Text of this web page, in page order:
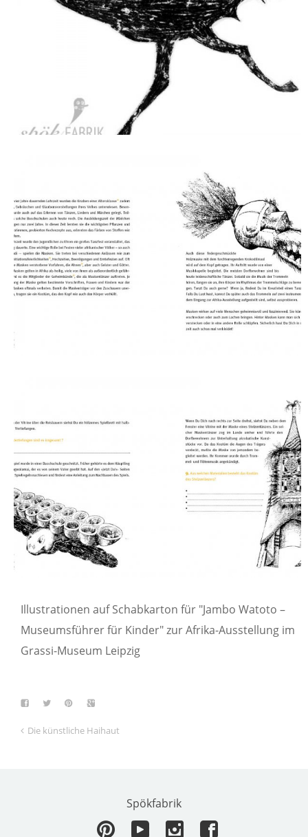
Illustrationen auf Schabkarton für "Jambo Watoto –
Museumsführer für Kinder" zur Afrika-Ausstellung im
Grassi-Museum Leipzig
Die künstliche Haihaut
Spökfabrik